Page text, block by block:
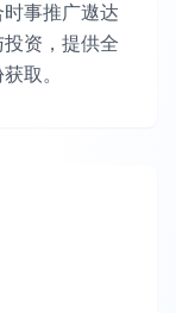
事推广遨达
资，提供全
取。